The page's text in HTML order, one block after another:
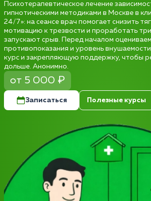
Психотерапевтическое лечение
гипнотическими методиками в Москве в
24/7»: на сеансе врач помогает снизить
мотивацию к трезвости и проработать
запускают срыв. Перед началом
противопоказания и уровень
курс и закрепляющую поддержку, чтобы
дольше. Анонимно.
от 5 000 ₽
Записаться Полезные курсы